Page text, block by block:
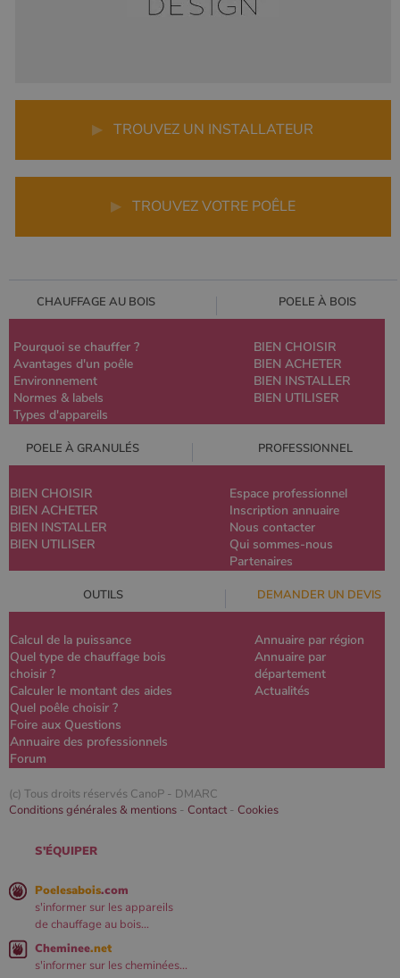
▶ TROUVEZ UN INSTALLATEUR
▶ TROUVEZ VOTRE POÊLE
CHAUFFAGE AU BOIS POELE À BOIS
Pourquoi se chauffer ?
Avantages d'un poêle
Environnement
Normes & labels
Types d'appareils
BIEN CHOISIR
BIEN ACHETER
BIEN INSTALLER
BIEN UTILISER
POELE À GRANULÉS PROFESSIONNEL
BIEN CHOISIR
BIEN ACHETER
BIEN INSTALLER
BIEN UTILISER
Espace professionnel
Inscription annuaire
Nous contacter
Qui sommes-nous
Partenaires
OUTILS DEMANDER UN DEVIS
Calcul de la puissance
Quel type de chauffage bois
choisir ?
Calculer le montant des aides
Quel poêle choisir ?
Foire aux Questions
Annuaire des professionnels
Forum
Annuaire par région
Annuaire par
département
Actualités
(c) Tous droits réservés CanoP - DMARC
Conditions générales & mentions - Contact- Cookies
S'ÉQUIPER
Poelesabois.com
s'informer sur les appareils
de chauffage au bois...
Cheminee.net
s'informer sur les cheminées...